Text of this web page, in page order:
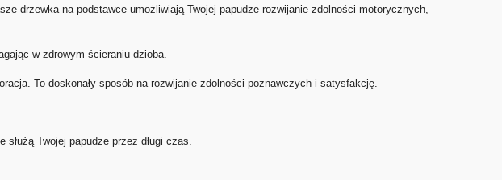
drzewka na podstawce umożliwiają Twojej papudze rozwijanie zdolności motorycznych,
w zdrowym ścieraniu dzioba.
To doskonały sposób na rozwijanie zdolności poznawczych i satysfakcję.
Twojej papudze przez długi czas.